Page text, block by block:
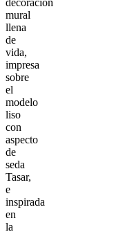
mural
llena
de
vida,
impresa
sobre
el
modelo
liso
con
aspecto
de
seda
Tasar,
e
inspirada
en
la